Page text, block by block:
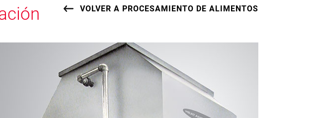
VOLVER A PROCESAMIENTO DE ALIMENTOS